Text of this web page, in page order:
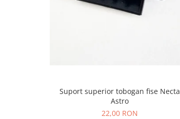
Suport superior tobogan fise Necta
Astro
22,00 RON